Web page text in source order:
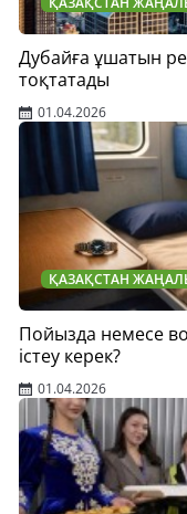
Дубайға ұшатын
тоқтатады
01.04.2026
ҚАЗАҚСТАН
Пойызда немесе
істеу керек?
01.04.2026